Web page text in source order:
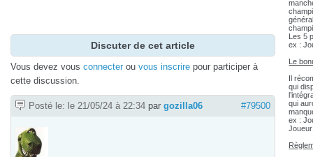
Discuter de cet article
Vous devez vous connecter ou vous inscrire pour participer à
cette discussion.
Posté le: le 21/05/24 à 22:34 par gozilla06 #79500
Les 5
ex :
Le
Il
qui
qui
ex :